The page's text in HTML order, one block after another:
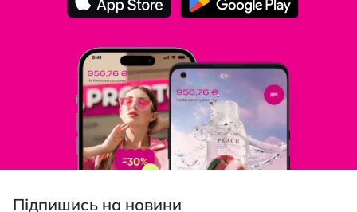
Підпишись на новини